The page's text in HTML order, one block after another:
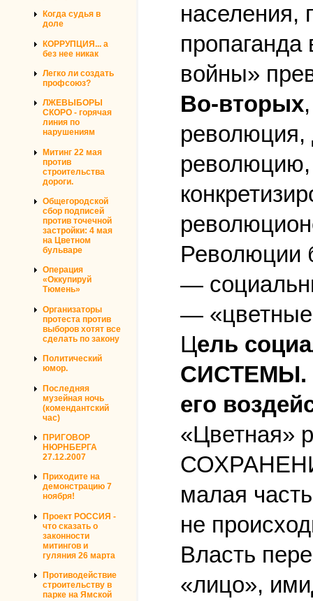
Когда судья в
доле
КОРРУПЦИЯ... а
без нее никак
Легко ли создать
профсоюз?
ЛЖЕВЫБОРЫ
СКОРО - горячая
линия по
нарушениям
Митинг 22 мая
против
строительства
дороги.
Общегородской
сбор подписей
против точечной
застройки: 4 мая
на Цветном
бульваре
Операция
«Оккупируй
Тюмень»
Организаторы
протеста против
выборов хотят все
сделать по закону
Политический
юмор.
Последняя
музейная ночь
(комендантский
час)
ПРИГОВОР
НЮРНБЕРГА
27.12.2007
Приходите на
демонстрацию 7
ноября!
Проект РОССИЯ -
что сказать о
законности
митингов и
гуляния 26 марта
Противодействие
строительству в
парке на Ямской
населения,
войны»
Во-вторых
революция,
революцию,
Революции
—
—
Цель
СИСТЕМЫ.
его
«Цветная»
малая
не
Власть
«лицо»,